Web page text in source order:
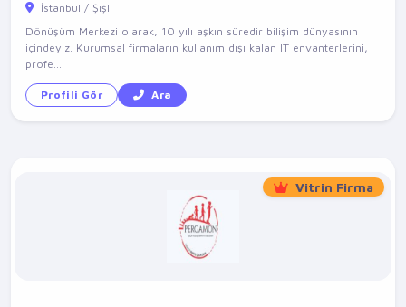
İstanbul / Şişli
Dönüşüm Merkezi olarak, 10 yılı aşkın süredir bilişim dünyasının
içindeyiz. Kurumsal firmaların kullanım dışı kalan IT envanterlerini,
profe...
Profili Gör Ara
Vitrin Firma